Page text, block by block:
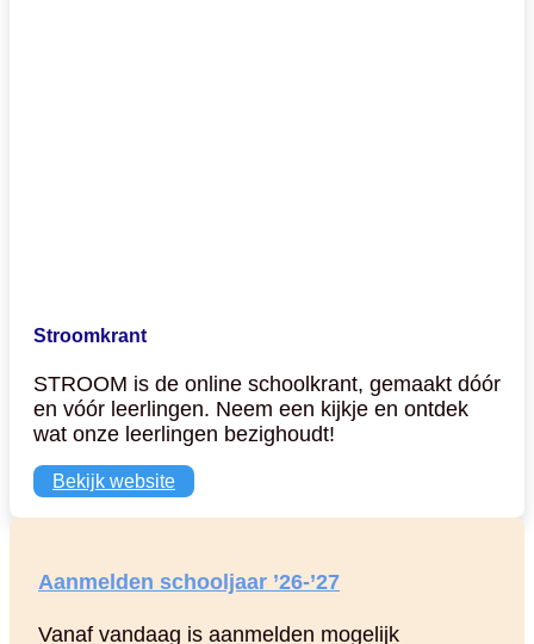
Stroomkrant
STROOM is de online schoolkrant, gemaakt dóór
en vóór leerlingen. Neem een kijkje en ontdek
wat onze leerlingen bezighoudt!
Bekijk website
Aanmelden schooljaar ’26-’27
Vanaf vandaag is aanmelden mogelijk